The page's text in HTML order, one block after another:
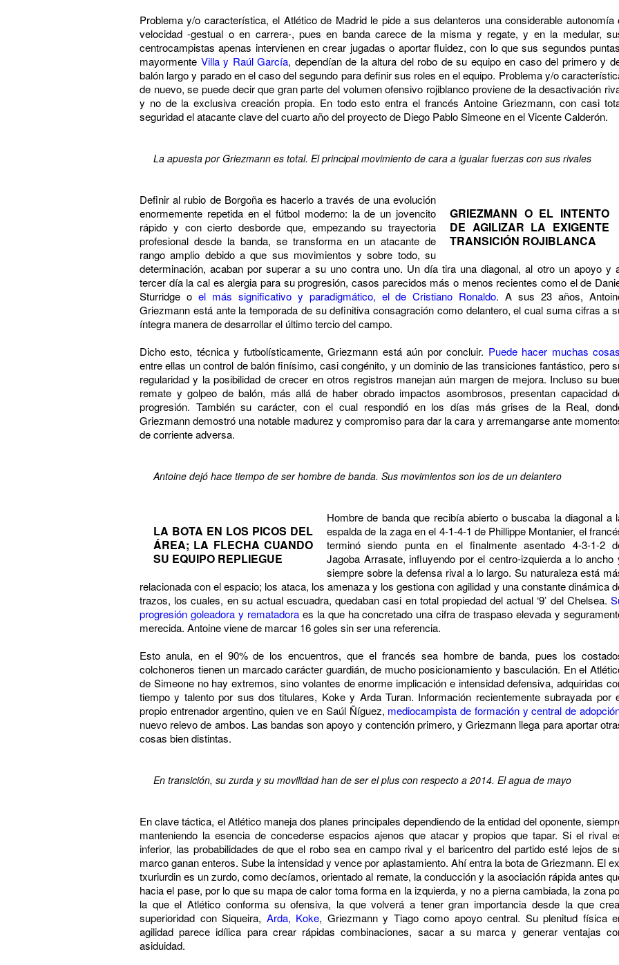
Problema y/o característica, el Atlético de Madrid le pide a sus delanteros una considerable autonomía
velocidad -gestual o en carrera-, pues en banda carece de la misma y regate, y en la medular,
centrocampistas apenas intervienen en crear jugadas o aportar fluidez, con lo que sus segundos
mayormente Villa y Raúl García, dependían de la altura del robo de su equipo en caso del primero y
balón largo y parado en el caso del segundo para definir sus roles en el equipo. Problema y/o
de nuevo, se puede decir que gran parte del volumen ofensivo rojiblanco proviene de la desactivación
y no de la exclusiva creación propia. En todo esto entra el francés Antoine Griezmann, con casi
seguridad el atacante clave del cuarto año del proyecto de Diego Pablo Simeone en el Vicente Calderón.
La apuesta por Griezmann es total. El principal movimiento de cara a igualar fuerzas con sus rivales
GRIEZMANN O EL INTENTO
DE AGILIZAR LA EXIGENTE
TRANSICIÓN ROJIBLANCA
Definir al rubio de Borgoña es hacerlo a través de una evolución
enormemente repetida en el fútbol moderno: la de un jovencito
rápido y con cierto desborde que, empezando su trayectoria
profesional desde la banda, se transforma en un atacante de
rango amplio debido a que sus movimientos y sobre todo, su
determinación, acaban por superar a su uno contra uno. Un día tira una diagonal, al otro un apoyo y
tercer día la cal es alergia para su progresión, casos parecidos más o menos recientes como el de
Sturridge o el más significativo y paradigmático, el de Cristiano Ronaldo. A sus 23 años,
Griezmann está ante la temporada de su definitiva consagración como delantero, el cual suma cifras a
íntegra manera de desarrollar el último tercio del campo.
Dicho esto, técnica y futbolísticamente, Griezmann está aún por concluir. Puede hacer muchas cosas
entre ellas un control de balón finísimo, casi congénito, y un dominio de las transiciones fantástico, pero
regularidad y la posibilidad de crecer en otros registros manejan aún margen de mejora. Incluso su
remate y golpeo de balón, más allá de haber obrado impactos asombrosos, presentan capacidad
progresión. También su carácter, con el cual respondió en los días más grises de la Real,
Griezmann demostró una notable madurez y compromiso para dar la cara y arremangarse ante
de corriente adversa.
Antoine dejó hace tiempo de ser hombre de banda. Sus movimientos son los de un delantero
LA BOTA EN LOS PICOS DEL
ÁREA; LA FLECHA CUANDO
SU EQUIPO REPLIEGUE
Hombre de banda que recibía abierto o buscaba la diagonal a
espalda de la zaga en el 4-1-4-1 de Phillippe Montanier, el
terminó siendo punta en el finalmente asentado 4-3-1-2
Jagoba Arrasate, influyendo por el centro-izquierda a lo ancho
siempre sobre la defensa rival a lo largo. Su naturaleza está
relacionada con el espacio; los ataca, los amenaza y los gestiona con agilidad y una constante dinámica
trazos, los cuales, en su actual escuadra, quedaban casi en total propiedad del actual ‘9’ del Chelsea.
progresión goleadora y rematadoraes la que ha concretado una cifra de traspaso elevada y
merecida. Antoine viene de marcar 16 goles sin ser una referencia.
Esto anula, en el 90% de los encuentros, que el francés sea hombre de banda, pues los
colchoneros tienen un marcado carácter guardián, de mucho posicionamiento y basculación. En el
de Simeone no hay extremos, sino volantes de enorme implicación e intensidad defensiva, adquiridas
tiempo y talento por sus dos titulares, Koke y Arda Turan. Información recientemente subrayada por
propio entrenador argentino, quien ve en Saúl Ñíguez, mediocampista de formación y central de
nuevo relevo de ambos. Las bandas son apoyo y contención primero, y Griezmann llega para aportar
cosas bien distintas.
En transición, su zurda y su movilidad han de ser el plus con respecto a 2014. El agua de mayo
En clave táctica, el Atlético maneja dos planes principales dependiendo de la entidad del oponente,
manteniendo la esencia de concederse espacios ajenos que atacar y propios que tapar. Si el rival
inferior, las probabilidades de que el robo sea en campo rival y el baricentro del partido esté lejos de
marco ganan enteros. Sube la intensidad y vence por aplastamiento. Ahí entra la bota de Griezmann. El
txuriurdin es un zurdo, como decíamos, orientado al remate, la conducción y la asociación rápida antes
hacia el pase, por lo que su mapa de calor toma forma en la izquierda, y no a pierna cambiada, la zona
la que el Atlético conforma su ofensiva, la que volverá a tener gran importancia desde la que
superioridad con Siqueira, Arda, Koke, Griezmann y Tiago como apoyo central. Su plenitud física
agilidad parece idílica para crear rápidas combinaciones, sacar a su marca y generar ventajas
asiduidad.